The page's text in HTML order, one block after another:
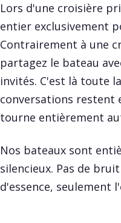
Lors d'une croisière
entier exclusivement
Contrairement à une
partagez le bateau
invités. C'est là toute
conversations restent
tourne entièrement
Nos bateaux sont
silencieux. Pas de
d'essence, seulement